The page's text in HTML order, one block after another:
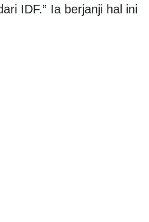
IDF.” Ia berjanji hal ini